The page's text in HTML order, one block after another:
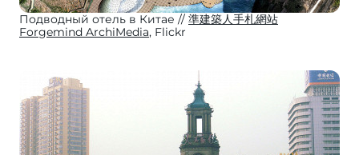
Подводный отель в Китае
準建築人手札網站
Forgemind ArchiMedia, Flickr